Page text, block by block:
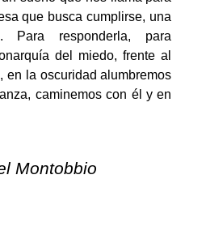
que busca cumplirse, una
Para responderla, para
del miedo, frente al
en la oscuridad alumbremos
caminemos con él y en
Montobbio